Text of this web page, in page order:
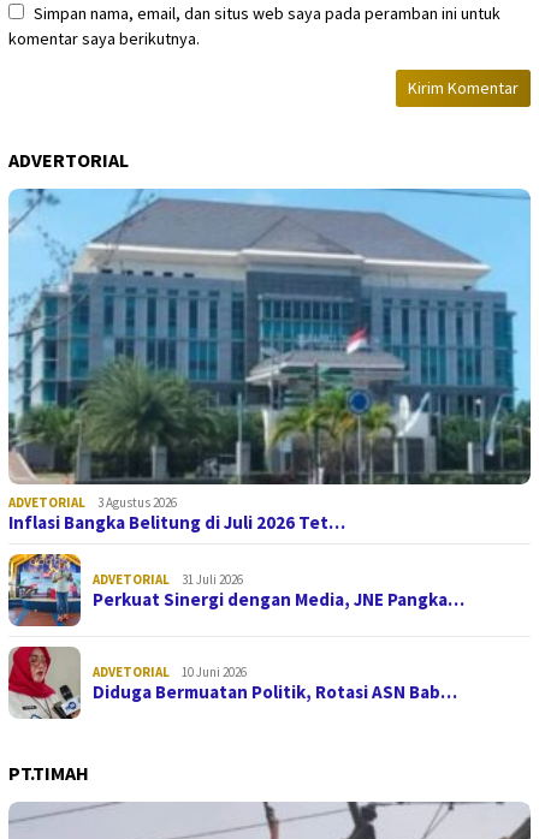
Simpan nama, email, dan situs web saya pada peramban ini untuk
komentar saya berikutnya.
ADVERTORIAL
ADVETORIAL 3 Agustus 2026
Inflasi Bangka Belitung di Juli 2026 Tet…
ADVETORIAL 31 Juli 2026
Perkuat Sinergi dengan Media, JNE Pangka…
ADVETORIAL 10 Juni 2026
Diduga Bermuatan Politik, Rotasi ASN Bab…
PT.TIMAH